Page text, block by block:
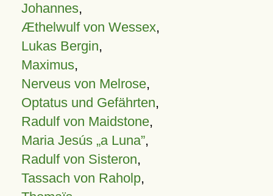
Johannes,
Æthelwulf von Wessex,
Lukas Bergin,
Maximus,
Nerveus von Melrose,
Optatus und Gefährten,
Radulf von Maidstone,
Maria Jesús „a Luna”,
Radulf von Sisteron,
Tassach von Raholp,